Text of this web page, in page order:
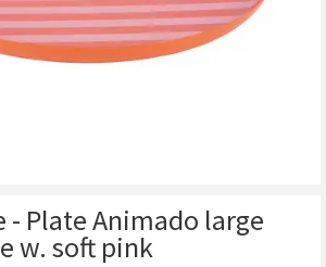
- Plate Animado large
w. soft pink